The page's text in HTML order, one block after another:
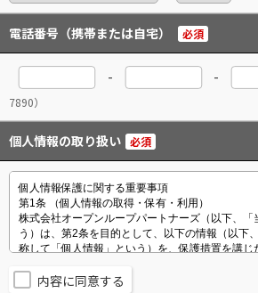
電話番号（携帯または自宅） 必須
- -
7890）
個人情報の取り扱い 必須
内容に同意する